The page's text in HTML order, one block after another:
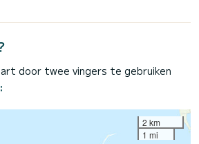
door twee vingers te gebruiken
2 km
1 mi